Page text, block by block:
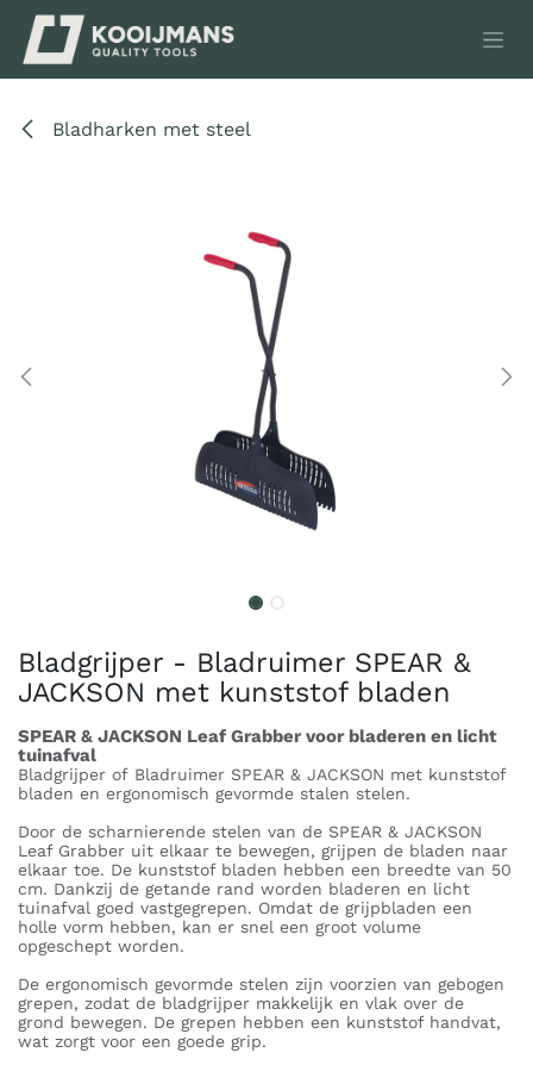
Overslaan naar inhoud
Bladharken met steel
Bladgrijper - Bladruimer SPEAR &
JACKSON met kunststof bladen
SPEAR & JACKSON Leaf Grabber voor bladeren en licht
tuinafval
Bladgrijper of Bladruimer SPEAR & JACKSON met kunststof
bladen en ergonomisch gevormde stalen stelen.
Door de scharnierende stelen van de SPEAR & JACKSON
Leaf Grabber uit elkaar te bewegen, grijpen de bladen naar
elkaar toe. De kunststof bladen hebben een breedte van 50
cm. Dankzij de getande rand worden bladeren en licht
tuinafval goed vastgegrepen. Omdat de grijpbladen een
holle vorm hebben, kan er snel een groot volume
opgeschept worden.
De ergonomisch gevormde stelen zijn voorzien van gebogen
grepen, zodat de bladgrijper makkelijk en vlak over de
grond bewegen. De grepen hebben een kunststof handvat,
wat zorgt voor een goede grip.